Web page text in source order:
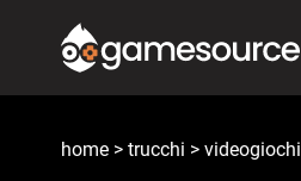
contenuto
home > trucchi > videogiochi